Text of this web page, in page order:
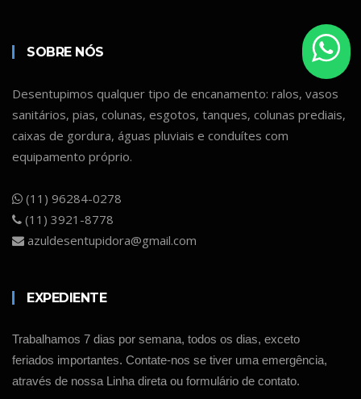
SOBRE NÓS
Desentupimos qualquer tipo de encanamento: ralos, vasos
sanitários, pias, colunas, esgotos, tanques, colunas prediais,
caixas de gordura, águas pluviais e conduítes com
equipamento próprio.
(11) 96284-0278
(11) 3921-8778
azuldesentupidora@gmail.com
EXPEDIENTE
Trabalhamos 7 dias por semana, todos os dias, exceto
feriados importantes. Contate-nos se tiver uma emergência,
através de nossa Linha direta ou formulário de contato.